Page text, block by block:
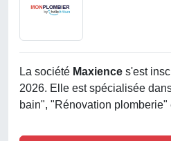
La société Maxience s'est
2026. Elle est spécialisée
bain", "Rénovation